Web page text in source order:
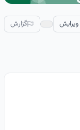
گزارش